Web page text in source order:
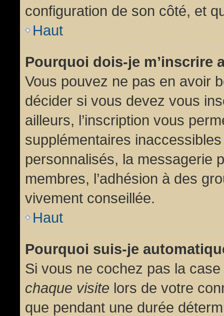
configuration de son côté, et
Haut
Pourquoi dois-je m’inscrire
Vous pouvez ne pas en avoir
décider si vous devez vous
ailleurs, l’inscription vous
supplémentaires
personnalisés, la messagerie
membres, l’adhésion à des
vivement conseillée.
Haut
Pourquoi suis-je
Si vous ne cochez pas la case
chaque visite lors de votre
que pendant une durée